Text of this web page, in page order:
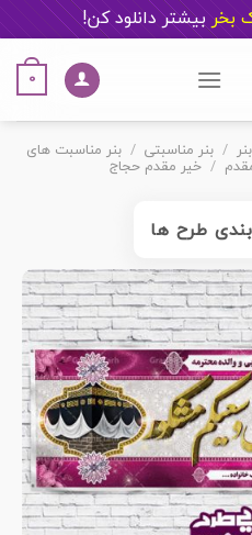
بیشتر دانلود کن!
0
بنر / بنر مناسبتی / بنر مناسبت های
/ خیر مقدم حجاج
طرح ها